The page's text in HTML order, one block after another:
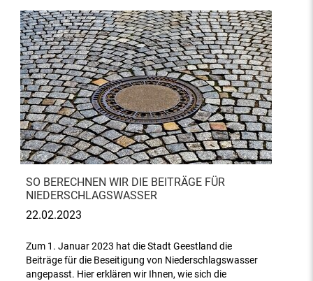
SO BERECHNEN WIR DIE BEITRÄGE FÜR
NIEDERSCHLAGSWASSER
22.02.2023
Zum 1. Januar 2023 hat die Stadt Geestland die
Beiträge für die Beseitigung von Niederschlagswasser
angepasst. Hier erklären wir Ihnen, wie sich die